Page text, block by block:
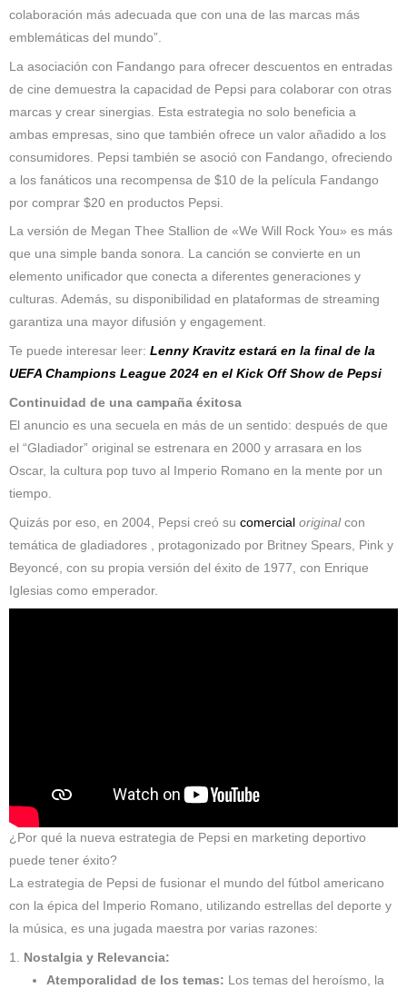
colaboración más adecuada que con una de las marcas más
emblemáticas del mundo”.
La asociación con Fandango para ofrecer descuentos en entradas
de cine demuestra la capacidad de Pepsi para colaborar con otras
marcas y crear sinergias. Esta estrategia no solo beneficia a
ambas empresas, sino que también ofrece un valor añadido a los
consumidores. Pepsi también se asoció con Fandango, ofreciendo
a los fanáticos una recompensa de $10 de la película Fandango
por comprar $20 en productos Pepsi.
La versión de Megan Thee Stallion de «We Will Rock You» es más
que una simple banda sonora. La canción se convierte en un
elemento unificador que conecta a diferentes generaciones y
culturas. Además, su disponibilidad en plataformas de streaming
garantiza una mayor difusión y engagement.
Te puede interesar leer: Lenny Kravitz estará en la final de la
UEFA Champions League 2024 en el Kick Off Show de Pepsi
Continuidad de una campaña éxitosa
El anuncio es una secuela en más de un sentido: después de que
el “Gladiador” original se estrenara en 2000 y arrasara en los
Oscar, la cultura pop tuvo al Imperio Romano en la mente por un
tiempo.
Quizás por eso, en 2004, Pepsi creó su comercial originalcon
temática de gladiadores , protagonizado por Britney Spears, Pink y
Beyoncé, con su propia versión del éxito de 1977, con Enrique
Iglesias como emperador.
¿Por qué la nueva estrategia de Pepsi en marketing deportivo
puede tener éxito?
La estrategia de Pepsi de fusionar el mundo del fútbol americano
con la épica del Imperio Romano, utilizando estrellas del deporte y
la música, es una jugada maestra por varias razones:
1. Nostalgia y Relevancia:
Atemporalidad de los temas: Los temas del heroísmo, la